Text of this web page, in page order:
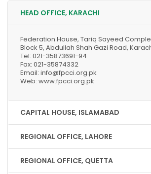
HEAD OFFICE, KARACHI
Federation House, Tariq Sayeed
Block 5, Abdullah Shah Gazi Road,
Tel: 021-35873691-94
Fax: 021-35874332
Email: info@fpcci.org.pk
Web: www.fpcci.org.pk
CAPITAL HOUSE, ISLAMABAD
REGIONAL OFFICE, LAHORE
REGIONAL OFFICE, QUETTA